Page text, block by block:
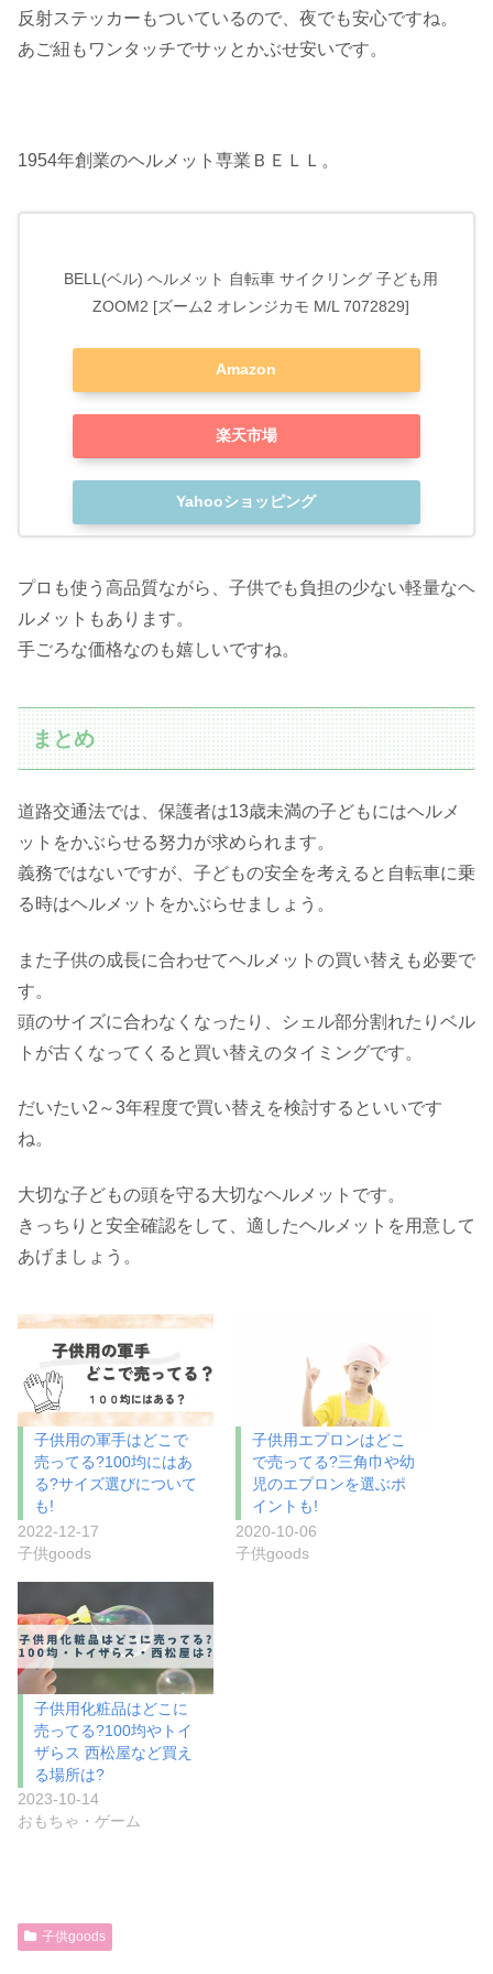
反射ステッカーもついているので、夜でも安心ですね。
あご紐もワンタッチでサッとかぶせ安いです。
1954年創業のヘルメット専業ＢＥＬＬ。
BELL(ベル) ヘルメット 自転車 サイクリング 子ども用
ZOOM2 [ズーム2 オレンジカモ M/L 7072829]
Amazon
楽天市場
Yahooショッピング
プロも使う高品質ながら、子供でも負担の少ない軽量なヘ
ルメットもあります。
手ごろな価格なのも嬉しいですね。
まとめ
道路交通法では、保護者は13歳未満の子どもにはヘルメ
ットをかぶらせる努力が求められます。
義務ではないですが、子どもの安全を考えると自転車に乗
る時はヘルメットをかぶらせましょう。
また子供の成長に合わせてヘルメットの買い替えも必要で
す。
頭のサイズに合わなくなったり、シェル部分割れたりベル
トが古くなってくると買い替えのタイミングです。
だいたい2～3年程度で買い替えを検討するといいです
ね。
大切な子どもの頭を守る大切なヘルメットです。
きっちりと安全確認をして、適したヘルメットを用意して
あげましょう。
子供用の軍手はどこで
売ってる?100均にはあ
る?サイズ選びについて
も!
2022-12-17
子供goods
子供用エプロンはどこ
で売ってる?三角巾や幼
児のエプロンを選ぶポ
イントも!
2020-10-06
子供goods
子供用化粧品はどこに
売ってる?100均やトイ
ザらス 西松屋など買え
る場所は?
2023-10-14
おもちゃ・ゲーム
子供goods